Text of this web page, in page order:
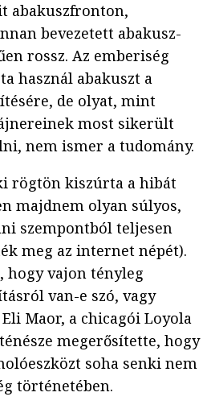
abakuszfronton,
bevezetett abakusz-
rossz. Az emberiség
használ abakuszt a
de olyat, mint
most sikerült
nem ismer a tudomány.
rögtön kiszúrta a hibát
majdnem olyan súlyos,
szempontból teljesen
meg az internet népét).
hogy vajon tényleg
van-e szó, vagy
Maor, a chicagói Loyola
megerősítette, hogy
soha senki nem
történetében.